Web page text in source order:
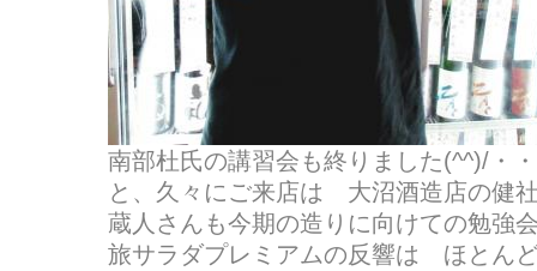
南部杜氏の講習会も終りました(^^)/・
と、久々にご来店は 大沼酒造店の健
蔵人さんも今期の造りに向けての勉
旅サラダプレミアムの反響は ほとん